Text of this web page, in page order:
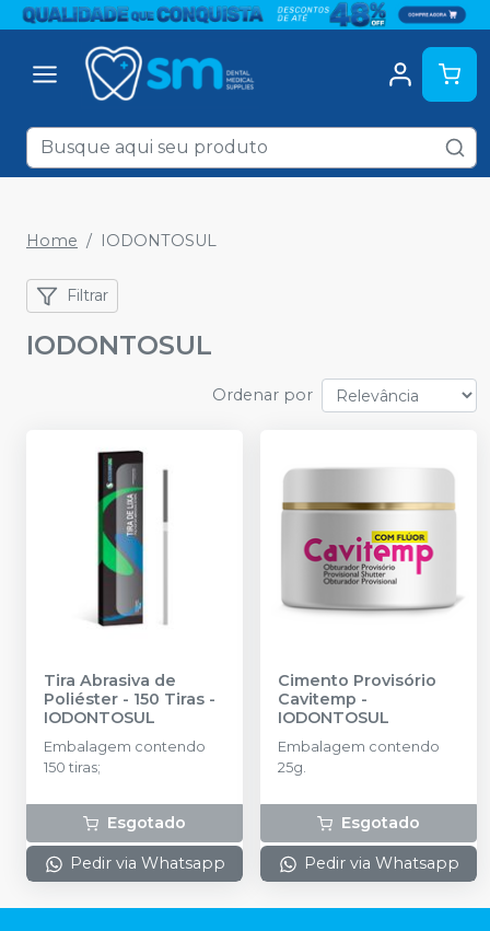
Home IODONTOSUL
Filtrar
IODONTOSUL
Ordenar por
Tira Abrasiva de
Poliéster - 150 Tiras -
IODONTOSUL
Embalagem contendo
150 tiras;
Esgotado
Pedir via Whatsapp
Cimento Provisório
Cavitemp -
IODONTOSUL
Embalagem contendo
25g.
Esgotado
Pedir via Whatsapp